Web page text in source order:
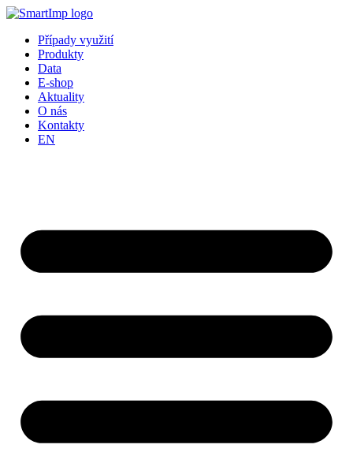
Přejít
obsahuPřípady využití
Produkty
Data
E-shop
Aktuality
O nás
Kontakty
EN